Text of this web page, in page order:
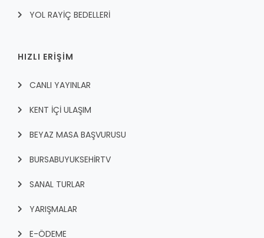
YOL RAYİÇ BEDELLERİ
HIZLI ERİŞİM
CANLI YAYINLAR
KENT İÇI ULAŞIM
BEYAZ MASA BAŞVURUSU
BURSABUYUKSEHIRTV
SANAL TURLAR
YARIŞMALAR
E-ÖDEME